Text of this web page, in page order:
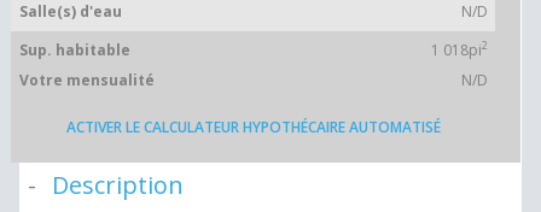
Salle(s) d'eau
N/D
Sup. habitable
1 018pi2
Votre mensualité N/D
ACTIVER LE CALCULATEUR HYPOTHÉCAIRE AUTOMATISÉ
Description